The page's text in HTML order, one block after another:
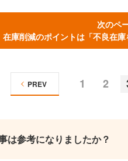
次のペ
在庫削減のポイントは「不良在庫
1 2
PREV
は参考になりましたか？